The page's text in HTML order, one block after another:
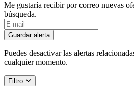
Me gustaría recibir por correo nuevas
búsqueda.
Guardar alerta
Puedes desactivar las alertas
cualquier momento.
Filtro